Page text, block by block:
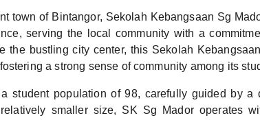
town of Bintangor, Sekolah Kebangsaan Sg
serving the local community with a
the bustling city center, this Sekolah
a strong sense of community among its
student population of 98, carefully guided by a
smaller size, SK Sg Mador operates